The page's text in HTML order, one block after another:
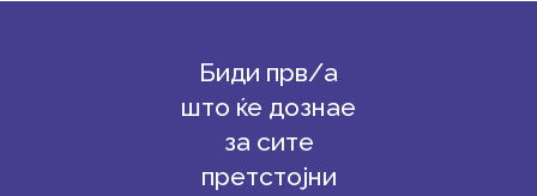
Биди прв/а
што ќе дознае
за сите